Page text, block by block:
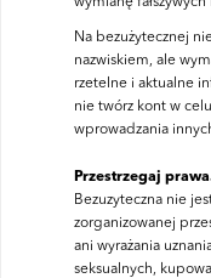
Na bezużytecznej
nazwiskiem, ale
rzetelne i aktualne
nie twórz kont w
wprowadzania
Przestrzegaj
Bezuzyteczna nie
zorganizowanej
ani wyrażania
seksualnych,